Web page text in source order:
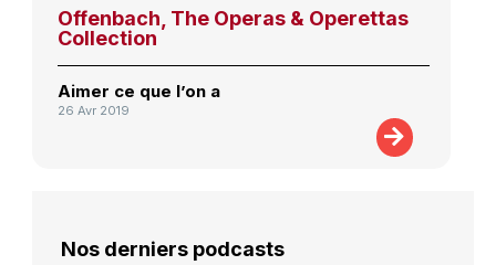
Offenbach, The Operas & Operettas
Collection
Aimer ce que l’on a
26 Avr 2019
Nos derniers podcasts